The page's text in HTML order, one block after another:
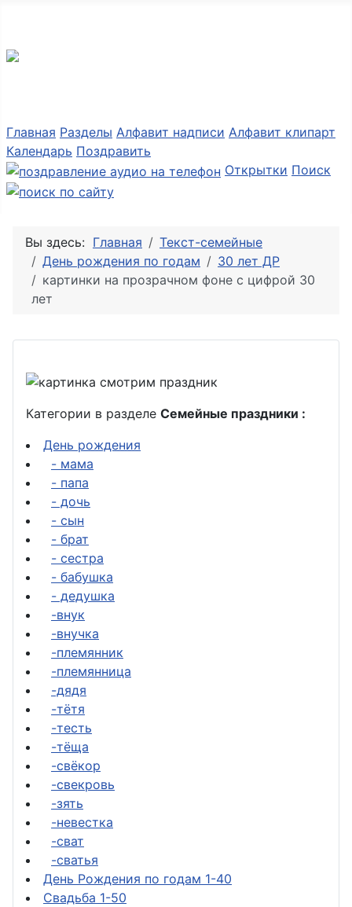
Главная Разделы Алфавит надписи Алфавит клипарт
Календарь Поздравить
Открытки Поиск
Вы здесь: Главная
Текст-семейные
День рождения по годам
30 лет ДР
картинки на прозрачном фоне с цифрой 30
лет
Категории в разделе Семейные праздники :
День рождения
- мама
- папа
- дочь
- сын
- брат
- сестра
- бабушка
- дедушка
-внук
-внучка
-племянник
-племянница
-дядя
-тётя
-тесть
-тёща
-свёкор
-свекровь
-зять
-невестка
-сват
-сватья
День Рождения по годам 1-40
Свадьба 1-50